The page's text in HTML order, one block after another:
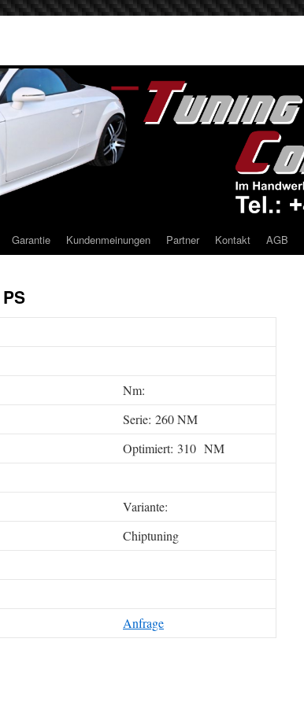
Garantie Kundenmeinungen Partner Kontakt AGB
Nm:
Serie: 260 NM
Optimiert: 310 NM
Variante:
Chiptuning
Anfrage